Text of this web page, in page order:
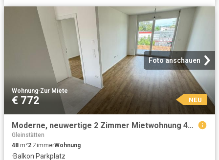
Foto anschauen
Wohnung·Zur Miete
€ 772 NEU
Moderne, neuwertige 2 Zimmer Mietwohnung 48,59 m² mit Balkon und Tiefgarage in Lieboch bei Graz
Gleinstätten
48 m²2 ZimmerWohnung
·Balkon·Parkplatz